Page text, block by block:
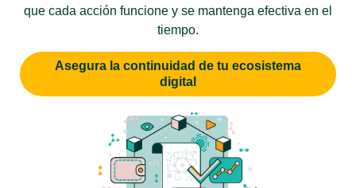
que cada acción funcione y se mantenga efectiva en el
tiempo.
Asegura la continuidad de tu ecosistema
digital